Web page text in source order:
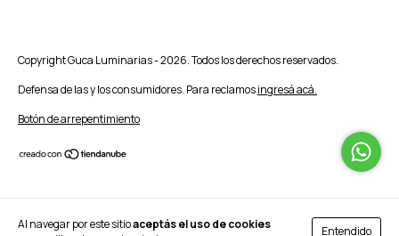
Al navegar por este sitioaceptás el uso de cookies
Entendido
Copyright Guca Luminarias - 2026. Todos los derechos reservados.
Defensa de las y los consumidores. Para reclamosingresá acá.
Botón de arrepentimiento